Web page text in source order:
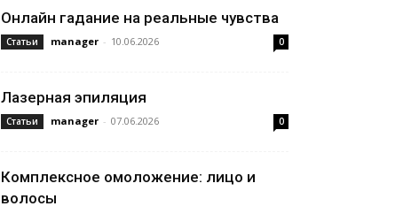
Онлайн гадание на реальные чувства
Статьи manager - 10.06.2026 0
Лазерная эпиляция
Статьи manager - 07.06.2026 0
Комплексное омоложение: лицо и
волосы